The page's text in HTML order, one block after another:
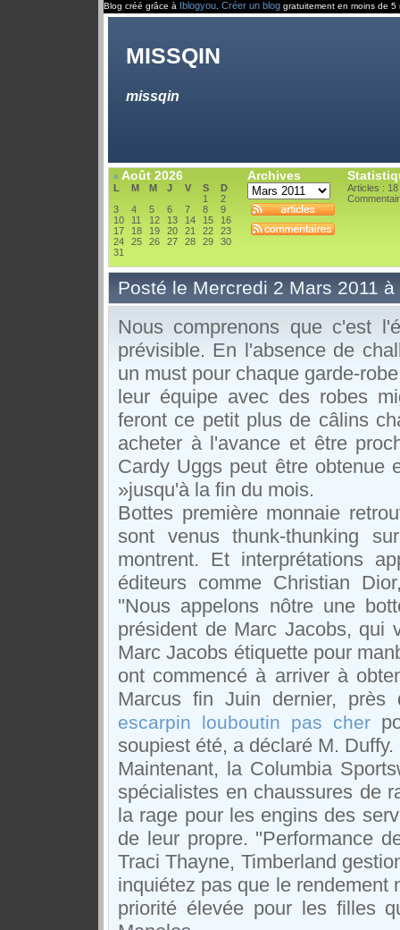
Blog créé grâce à Iblogyou Créer un blog gratuitement en moins de 5
missqin
missqin
« Août 2026
L M M J V S
D
1
2
3
4 5 6 7 8
9
10
11 12 13 14 15
16
17
18 19 20 21 22
23
24
25 26 27 28 29
30
31
Archives
Articles : 18
Posté le Mercredi 2 Mars 2011 à
Nous comprenons que c'est
prévisible. En l'absence de
un must pour chaque garde-
leur équipe avec des robes
feront ce petit plus de câlins
acheter à l'avance et être
Cardy Uggs peut être obtenue
»jusqu'à la fin du mois.
Bottes première monnaie
sont venus thunk-thunking
montrent. Et interprétations
éditeurs comme Christian
''Nous appelons nôtre une
président de Marc Jacobs, qui
Marc Jacobs étiquette pour
ont commencé à arriver à
Marcus fin Juin dernier,
escarpin louboutin pas cher
soupiest été, a déclaré M. Duffy.
Maintenant, la Columbia
spécialistes en chaussures de
la rage pour les engins des
de leur propre. ''Performance
Traci Thayne, Timberland
inquiétez pas que le rendement
priorité élevée pour les filles